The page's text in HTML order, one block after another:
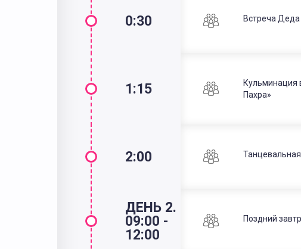
0:30 Встреча Деда
1:15
Кульминация
Пахра»
2:00
ДЕНЬ 2.
09:00 -
12:00
Поздний